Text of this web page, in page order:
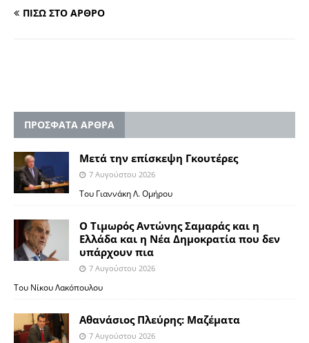
ΠΙΣΩ ΣΤΟ ΑΡΘΡΟ
ΠΡΟΣΦΑΤΑ ΑΡΘΡΑ
Μετά την επίσκεψη Γκουτέρες
7 Αυγούστου 2026
Του Γιαννάκη Λ. Ομήρου
Ο Τιμωρός Αντώνης Σαμαράς και η
Ελλάδα και η Νέα Δημοκρατία που δεν
υπάρχουν πια
7 Αυγούστου 2026
Του Νίκου Λακόπουλου
Αθανάσιος Πλεύρης: Μαζέματα
7 Αυγούστου 2026